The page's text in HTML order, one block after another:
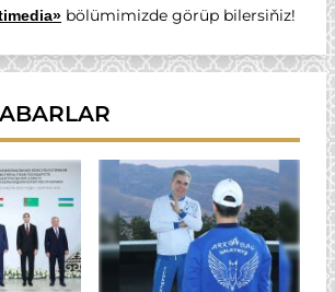
bölümimizde görüp bilersiňiz!